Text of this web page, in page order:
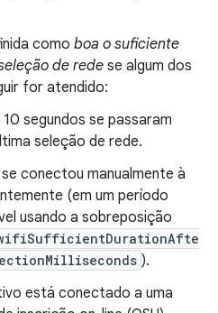
como boa o suficiente
de rede se algum dos
for atendido:
segundos se passaram
seleção de rede.
conectou manualmente à
(em um período
usando a sobreposição
).
está conectado a uma